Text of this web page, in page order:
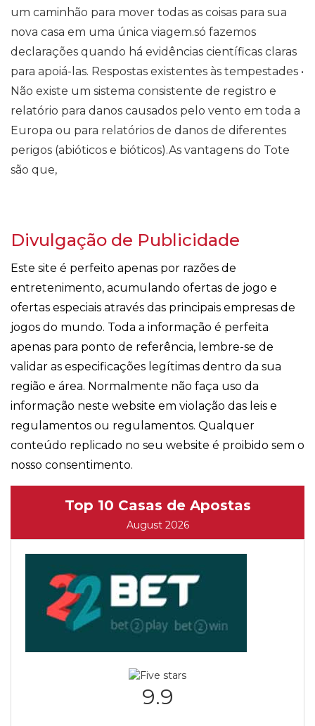
um caminhão para mover todas as coisas para sua
nova casa em uma única viagem.só fazemos
declarações quando há evidências científicas claras
para apoiá-las. Respostas existentes às tempestades •
Não existe um sistema consistente de registro e
relatório para danos causados ​​pelo vento em toda a
Europa ou para relatórios de danos de diferentes
perigos (abióticos e bióticos).As vantagens do Tote
são que,
Divulgação de Publicidade
Este site é perfeito apenas por razões de
entretenimento, acumulando ofertas de jogo e
ofertas especiais através das principais empresas de
jogos do mundo. Toda a informação é perfeita
apenas para ponto de referência, lembre-se de
validar as especificações legítimas dentro da sua
região e área. Normalmente não faça uso da
informação neste website em violação das leis e
regulamentos ou regulamentos. Qualquer
conteúdo replicado no seu website é proibido sem o
nosso consentimento.
Top 10 Casas de Apostas
August 2026
9.9